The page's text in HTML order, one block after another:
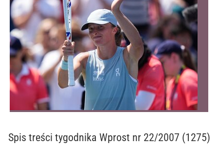
Spis treści tygodnika Wprost nr 22/2007 (1275)